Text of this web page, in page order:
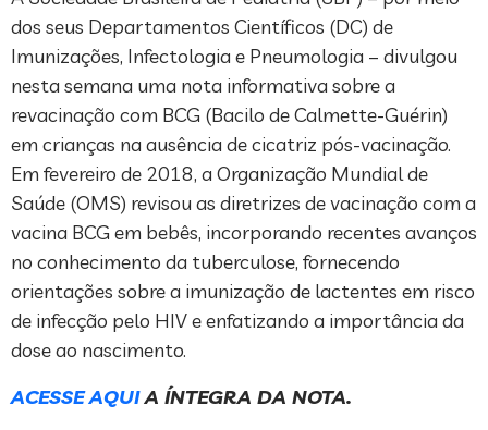
dos seus Departamentos Científicos (DC) de
Imunizações, Infectologia e Pneumologia – divulgou
nesta semana uma nota informativa sobre a
revacinação com BCG (Bacilo de Calmette-Guérin)
em crianças na ausência de cicatriz pós-vacinação.
Em fevereiro de 2018, a Organização Mundial de
Saúde (OMS) revisou as diretrizes de vacinação com a
vacina BCG em bebês, incorporando recentes avanços
no conhecimento da tuberculose, fornecendo
orientações sobre a imunização de lactentes em risco
de infecção pelo HIV e enfatizando a importância da
dose ao nascimento.
ACESSE AQUIA ÍNTEGRA DA NOTA.